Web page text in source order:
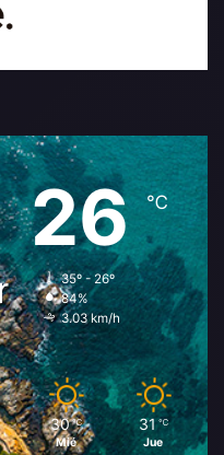
26℃
35º - 26º
84%
3.03 km/h
30 ℃
Mié
31 ℃
Jue